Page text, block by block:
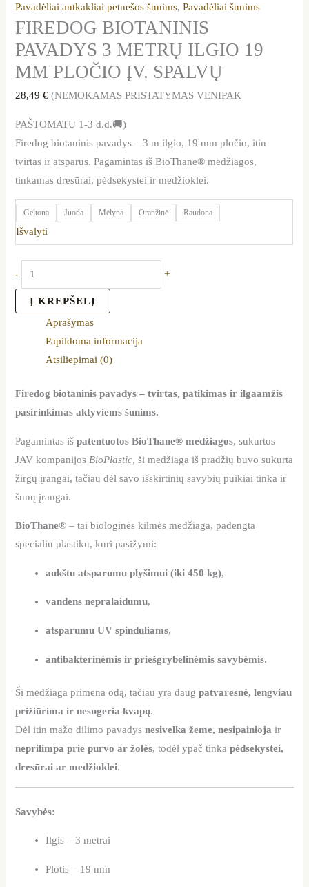
Pavadėliai antkakliai petnešos šunims,Pavadėliai šunims
FIREDOG BIOTANINIS
PAVADYS 3 METRŲ ILGIO 19
MM PLOČIO ĮV. SPALVŲ
28,49€ (NEMOKAMAS PRISTATYMAS VENIPAK
PAŠTOMATU 1-3 d.d.🚚)
Firedog biotaninis pavadys – 3 m ilgio, 19 mm pločio, itin
tvirtas ir atsparus. Pagamintas iš BioThane® medžiagos,
tinkamas dresūrai, pėdsekystei ir medžioklei.
Geltona Juoda Mėlyna Oranžinė Raudona
Išvalyti
- +
Į KREPŠELĮ
Aprašymas
Papildoma informacija
Atsiliepimai (0)
Firedog biotaninis pavadys – tvirtas, patikimas ir ilgaamžis
pasirinkimas aktyviems šunims.
Pagamintas išpatentuotos BioThane® medžiagos, sukurtos
JAV kompanijos BioPlastic, ši medžiaga iš pradžių buvo sukurta
žirgų įrangai, tačiau dėl savo išskirtinių savybių puikiai tinka ir
šunų įrangai.
BioThane® – tai biologinės kilmės medžiaga, padengta
specialiu plastiku, kuri pasižymi:
aukštu atsparumu plyšimui (iki 450 kg),
vandens nepralaidumu,
atsparumu UV spinduliams,
antibakterinėmis ir priešgrybelinėmis savybėmis.
Ši medžiaga primena odą, tačiau yra daugpatvaresnė, lengviau
prižiūrima ir nesugeria kvapų.
Dėl itin mažo dilimo pavadysnesivelka žeme, nesipainioja ir
neprilimpa prie purvo ar žolės, todėl ypač tinkapėdsekystei,
dresūrai ar medžioklei.
Savybės:
Ilgis – 3 metrai
Plotis – 19 mm